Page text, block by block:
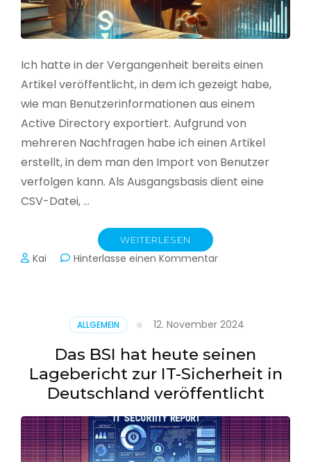
Ich hatte in der Vergangenheit bereits einen
Artikel veröffentlicht, in dem ich gezeigt habe,
wie man Benutzerinformationen aus einem
Active Directory exportiert. Aufgrund von
mehreren Nachfragen habe ich einen Artikel
erstellt, in dem man den Import von Benutzer
verfolgen kann. Als Ausgangsbasis dient eine
CSV-Datei, …
WEITERLESEN
Kai Hinterlasse einen Kommentarzu
aus
CSV
erstellen
ALLGEMEIN 12. November 2024
Das BSI hat heute seinen
Lagebericht zur IT-Sicherheit in
Deutschland veröffentlicht